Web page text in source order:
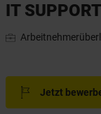
IT
Jetzt